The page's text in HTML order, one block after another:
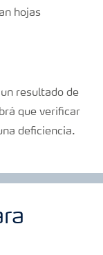
hojas
resultado de
que verificar
deficiencia.